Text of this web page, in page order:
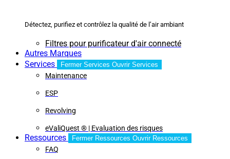
Détectez, purifiez et contrôlez la qualité de l’air ambiant
Filtres pour purificateur d'air connecté
Autres Marques
Services
Fermer Services Ouvrir Services
Maintenance
ESP
Revolving
eValiQuest ® | Evaluation des risques
Ressources Fermer Ressources Ouvrir Ressources
FAQ